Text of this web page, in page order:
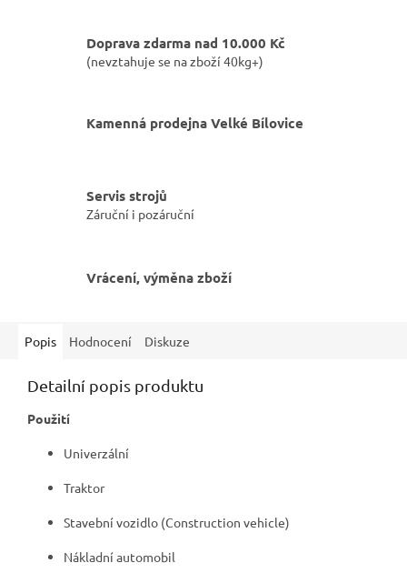
Doprava zdarma nad 10.000 Kč
(nevztahuje se na zboží 40kg+)
Kamenná prodejna Velké Bílovice
Servis strojů
Záruční i pozáruční
Vrácení, výměna zboží
Popis Hodnocení Diskuze
Detailní popis produktu
Použití
Univerzální
Traktor
Stavební vozidlo (Construction vehicle)
Nákladní automobil